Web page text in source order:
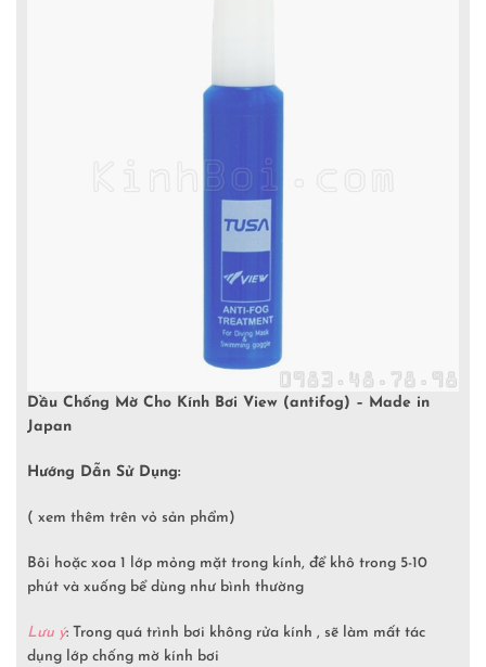
Dầu Chống Mờ Cho Kính Bơi View (antifog) – Made in
Japan
Hướng Dẫn Sử Dụng:
( xem thêm trên vỏ sản phẩm)
Bôi hoặc xoa 1 lớp mỏng mặt trong kính, để khô trong 5-10
phút và xuống bể dùng như bình thường
Lưu ý: Trong quá trình bơi không rửa kính , sẽ làm mất tác
dụng lớp chống mờ kính bơi